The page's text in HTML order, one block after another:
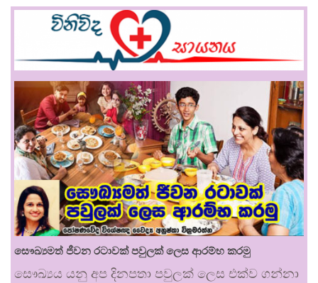
සෞඛ්‍යමත් ජීවන රටාවක් පවුලක් ලෙස ආරම්භ කරමු
සෞඛ්‍යය යනු අප දිනපතා පවුලක් ලෙස එක්ව ගන්නා